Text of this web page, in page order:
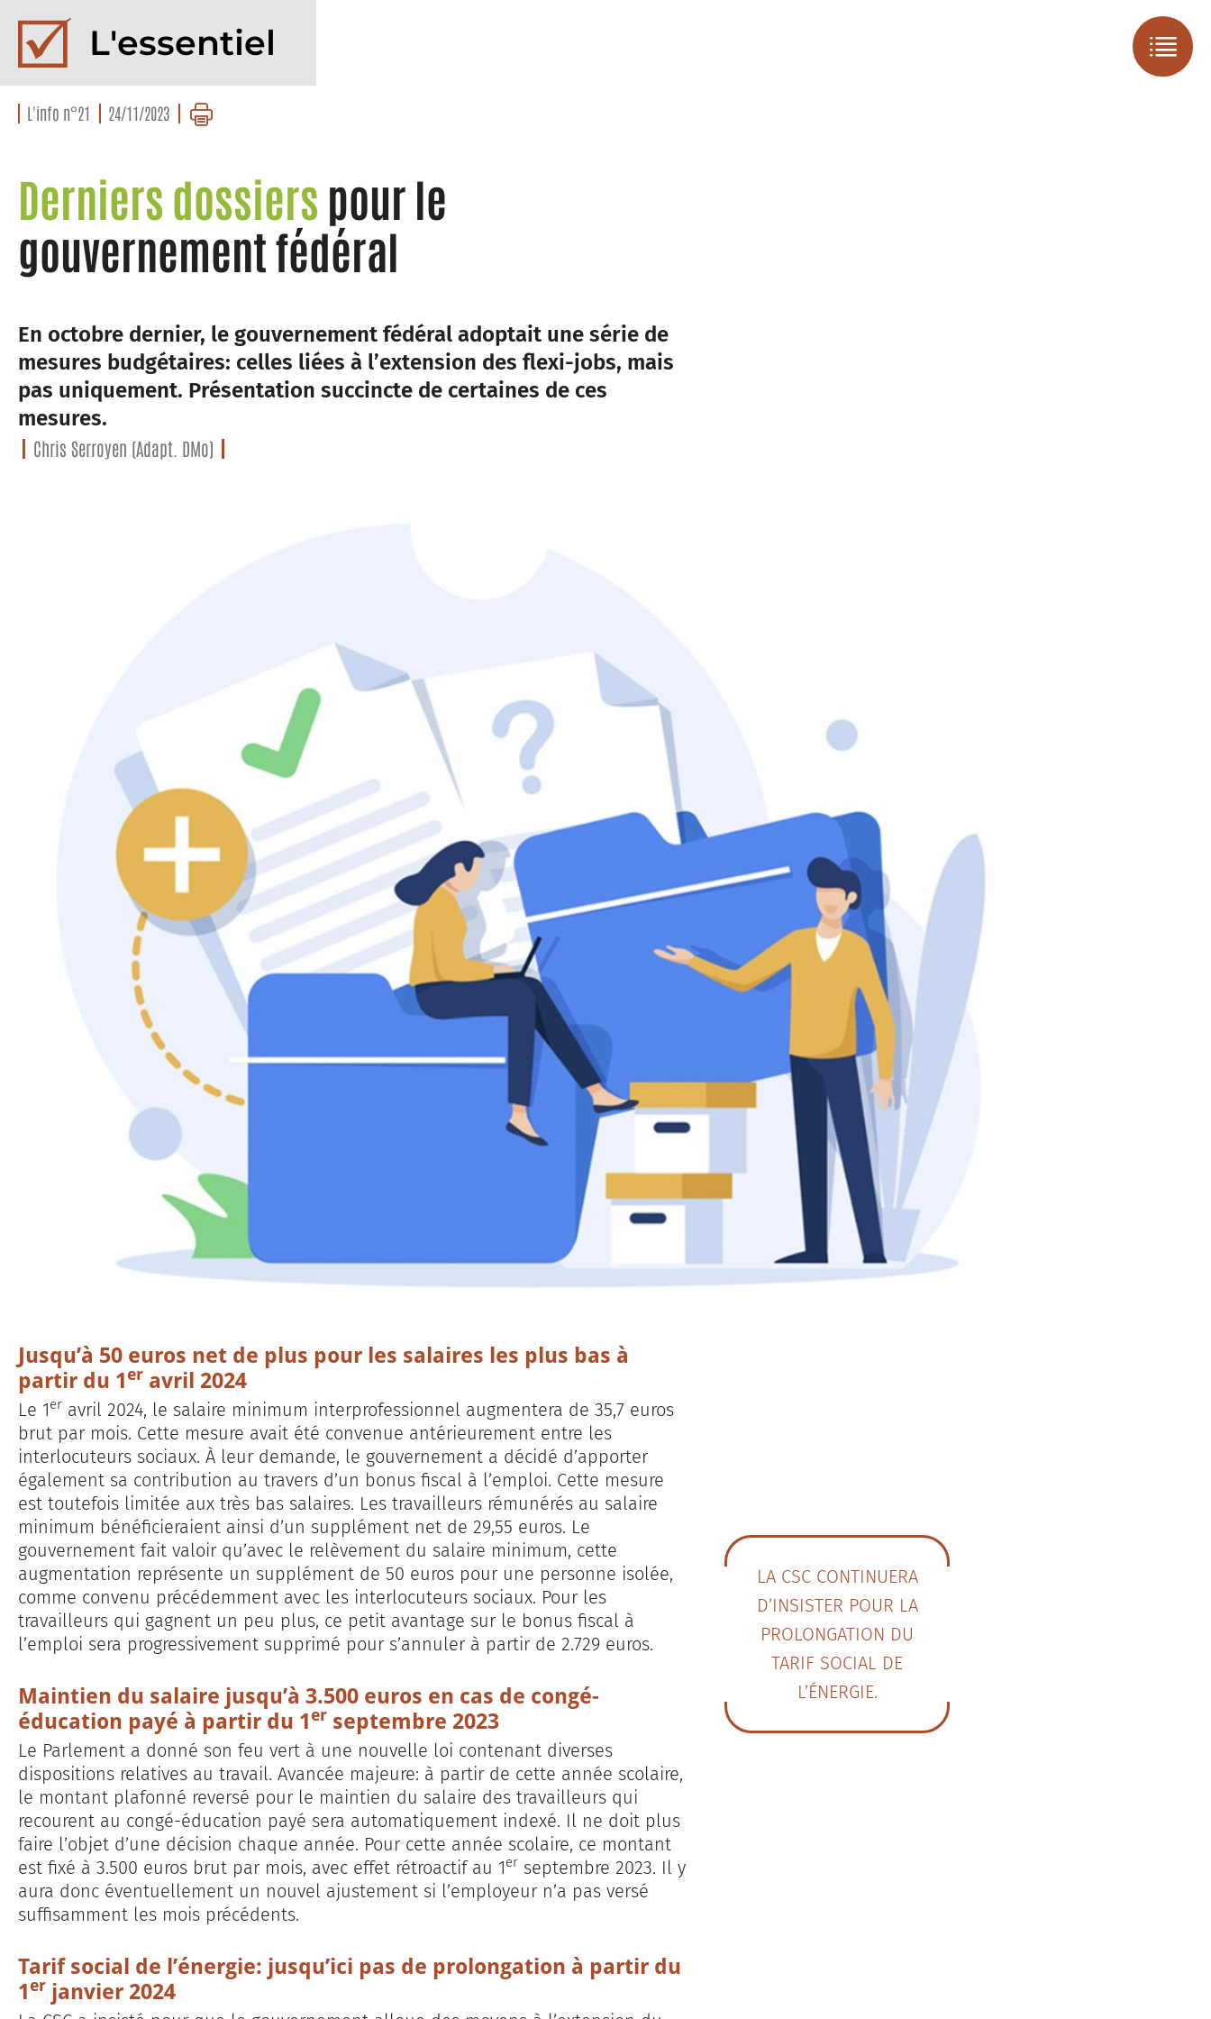
L'essentiel
L'info n°21 24/11/2023
Derniers dossiers pour le
gouvernement fédéral
En octobre dernier, le gouvernement fédéral adoptait une série de
mesures budgétaires: celles liées à l’extension des flexi-jobs, mais
pas uniquement. Présentation succincte de certaines de ces
mesures.
Chris Serroyen (Adapt. DMo)
Jusqu’à 50 euros net de plus pour les salaires les plus bas à
partir du 1er avril 2024
Le 1er avril 2024, le salaire minimum interprofessionnel augmentera de 35,7 euros
brut par mois. Cette mesure avait été convenue antérieurement entre les
interlocuteurs sociaux. À leur demande, le gouvernement a décidé d’apporter
également sa contribution au travers d’un bonus fiscal à l’emploi. Cette mesure
est toutefois limitée aux très bas salaires. Les travailleurs rémunérés au salaire
minimum bénéficieraient ainsi d’un supplément net de 29,55 euros. Le
gouvernement fait valoir qu’avec le relèvement du salaire minimum, cette
augmentation représente un supplément de 50 euros pour une personne isolée,
comme convenu précédemment avec les interlocuteurs sociaux. Pour les
travailleurs qui gagnent un peu plus, ce petit avantage sur le bonus fiscal à
l’emploi sera progressivement supprimé pour s’annuler à partir de 2.729 euros.
Maintien du salaire jusqu’à 3.500 euros en cas de congé-
éducation payé à partir du 1er septembre 2023
Le Parlement a donné son feu vert à une nouvelle loi contenant diverses
dispositions relatives au travail. Avancée majeure: à partir de cette année scolaire,
le montant plafonné reversé pour le maintien du salaire des travailleurs qui
recourent au congé-éducation payé sera automatiquement indexé. Il ne doit plus
faire l’objet d’une décision chaque année. Pour cette année scolaire, ce montant
est fixé à 3.500 euros brut par mois, avec effet rétroactif au 1er septembre 2023. Il y
aura donc éventuellement un nouvel ajustement si l’employeur n’a pas versé
suffisamment les mois précédents.
LA CSC CONTINUERA
D’INSISTER POUR LA
PROLONGATION DU
TARIF SOCIAL DE
L’ÉNERGIE.
Tarif social de l’énergie: jusqu’ici pas de prolongation à partir du
1er janvier 2024